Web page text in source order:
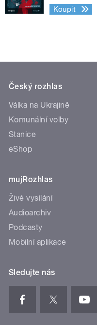
Koupit
Český rozhlas
Válka na Ukrajině
Komunální volby
Stanice
eShop
mujRozhlas
Živé vysílání
Audioarchiv
Podcasty
Mobilní aplikace
Sledujte nás